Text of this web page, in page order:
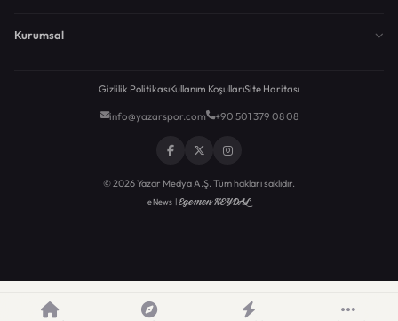
Kurumsal
Gizlilik PolitikasıKullanım KoşullarıSite Haritası
info@yazarspor.com +90 501 379 08 08
© 2026 Yazar Medya A.Ş. Tüm hakları saklıdır.
eNews |Egemen KEYDAL